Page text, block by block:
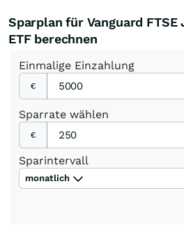
Sparplan für Vanguard FTSE
ETF berechnen
Einmalige Einzahlung
€
Sparrate wählen
€
Sparintervall
monatlich